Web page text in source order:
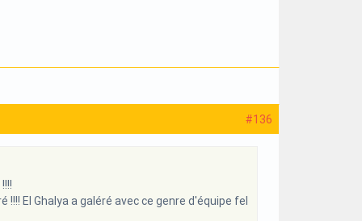
#136
El Ghalya a galéré avec ce genre d'équipe fel